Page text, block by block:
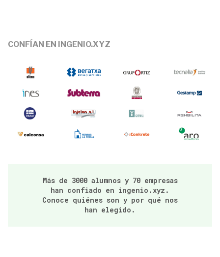
CONFÍAN EN INGENIO.XYZ
Más de 3000 alumnos y 70 empresas
han confiado en ingenio.xyz.
Conoce quiénes son y por qué nos
han elegido.